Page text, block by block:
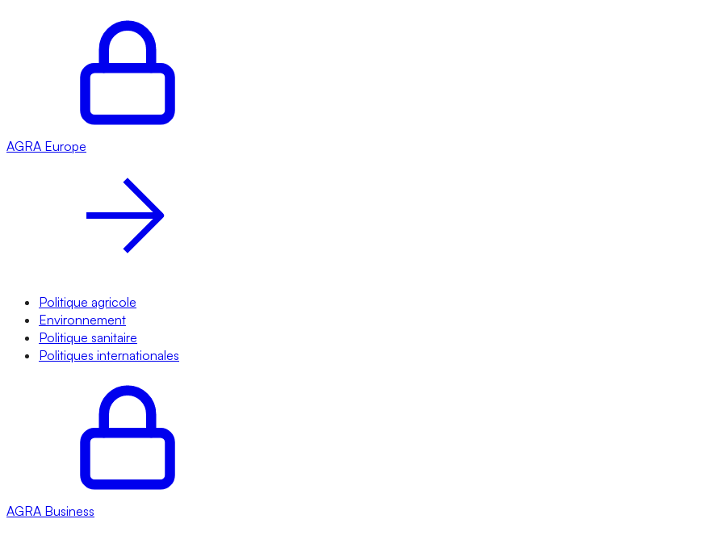
AGRA Europe
Politique agricole
Environnement
Politique sanitaire
Politiques internationales
AGRA Business